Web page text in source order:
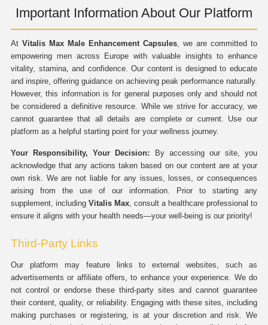
Important Information About Our Platform
At Vitalis Max Male Enhancement Capsules, we are committed to
empowering men across Europe with valuable insights to enhance
vitality, stamina, and confidence. Our content is designed to educate
and inspire, offering guidance on achieving peak performance naturally.
However, this information is for general purposes only and should not
be considered a definitive resource. While we strive for accuracy, we
cannot guarantee that all details are complete or current. Use our
platform as a helpful starting point for your wellness journey.
Your Responsibility, Your Decision: By accessing our site, you
acknowledge that any actions taken based on our content are at your
own risk. We are not liable for any issues, losses, or consequences
arising from the use of our information. Prior to starting any
supplement, including Vitalis Max, consult a healthcare professional to
ensure it aligns with your health needs—your well-being is our priority!
Third-Party Links
Our platform may feature links to external websites, such as
advertisements or affiliate offers, to enhance your experience. We do
not control or endorse these third-party sites and cannot guarantee
their content, quality, or reliability. Engaging with these sites, including
making purchases or registering, is at your discretion and risk. We